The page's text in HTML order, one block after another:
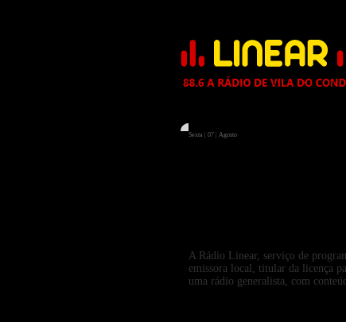
Sexta | 07 | Agosto
A Rádio Linear, serviço de
emissora local, titular da licença
uma rádio generalista, com